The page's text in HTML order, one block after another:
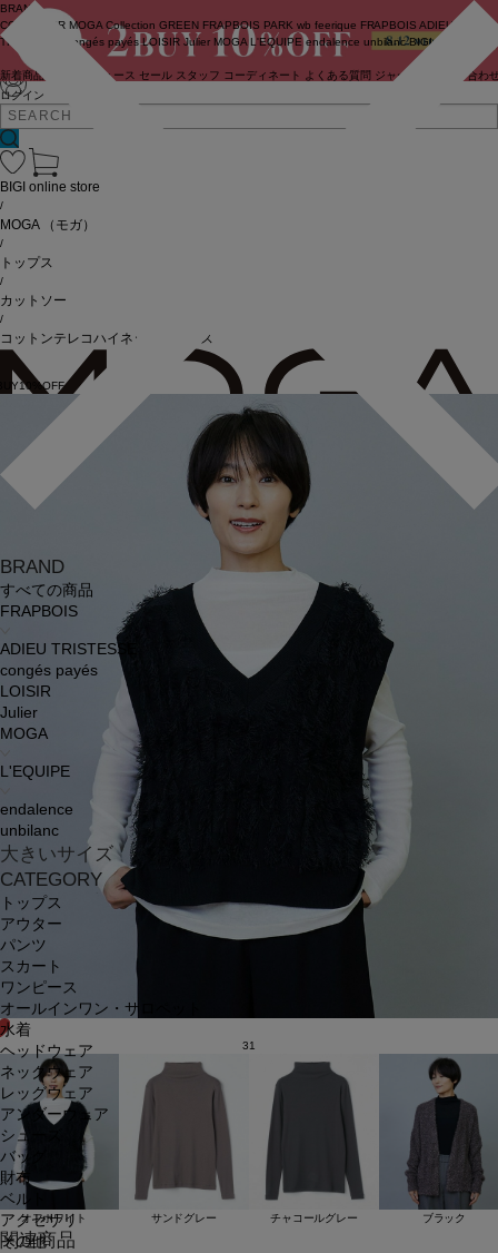
ログイン
BRAND
COUTURIER MOGA Collection GREEN FRAPBOIS PARK wb feerique FRAPBOIS ADIEU
TRISTESSE
congés payés LOISIR Julier MOGA L'EQUIPE endalence unbilanc BIGI online store
新着商品 ニュース セール スタッフ コーディネート よくある質問 ジャーナル お問い合わ
BRAND
すべての商品
FRAPBOIS
ADIEU TRISTESSE
congés payés
LOISIR
Julier
MOGA
L'EQUIPE
endalence
unbilanc
大きいサイズ
CATEGORY
トップス
アウター
パンツ
スカート
ワンピース
オールインワン・サロペット
水着
ヘッドウェア
ネックウェア
レッグウェア
アンダーウェア
シューズ
バッグ
財布
ベルト
アクセサリ
その他
BIGI online store
/
MOGA （モガ）
/
トップス
/
カットソー
/
コットンテレコハイネックトップス
31
オフホワイト サンドグレー チャコールグレー ブラック
関連商品